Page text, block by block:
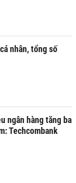
nhân, tổng số
ngân hàng tăng ba
Techcombank